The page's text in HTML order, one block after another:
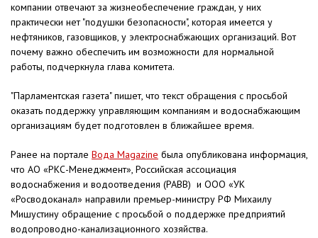
компании отвечают за жизнеобеспечение граждан, у них
практически нет "подушки безопасности", которая имеется у
нефтяников, газовщиков, у электроснабжающих организаций. Вот
почему важно обеспечить им возможности для нормальной
работы, подчеркнула глава комитета.
"Парламентская газета" пишет, что текст обращения с просьбой
оказать поддержку управляющим компаниям и водоснабжающим
организациям будет подготовлен в ближайшее время.
Ранее на портале Вода Magazine была опубликована информация,
что АО «РКС-Менеджмент», Российская ассоциация
водоснабжения и водоотведения (РАВВ) и ООО «УК
«Росводоканал» направили премьер-министру РФ Михаилу
Мишустину обращение с просьбой о поддержке предприятий
водопроводно-канализационного хозяйства.